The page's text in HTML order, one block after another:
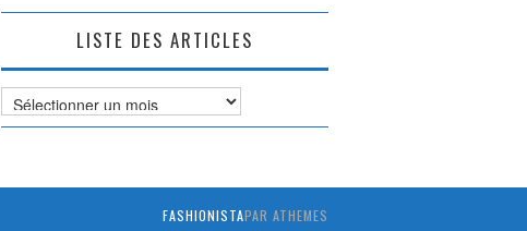
LISTE DES ARTICLES
Liste
des
FASHIONISTAPAR ATHEMES